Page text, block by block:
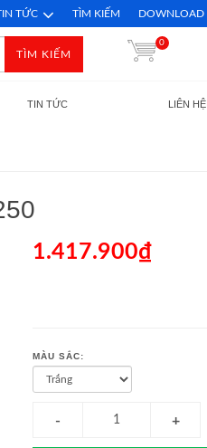
TỨC TÌM KIẾM DOWNLOAD
TÌM KIẾM
0
TIN TỨC LIÊN HỆ
1.417.900₫
MÀU SẮC: